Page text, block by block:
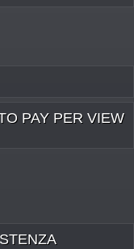
PAY PER VIEW